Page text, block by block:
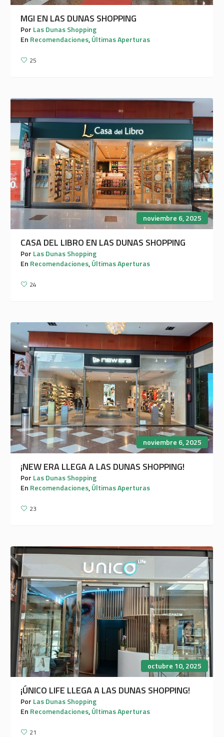
MGI EN LAS DUNAS SHOPPING
Por Las Dunas Shopping
En Recomendaciones,Últimas Aperturas
25
noviembre 6, 2025
CASA DEL LIBRO EN LAS DUNAS SHOPPING
Por Las Dunas Shopping
En Recomendaciones,Últimas Aperturas
24
noviembre 6, 2025
¡NEW ERA LLEGA A LAS DUNAS SHOPPING!
Por Las Dunas Shopping
En Recomendaciones,Últimas Aperturas
23
octubre 10, 2025
¡ÚNICO LIFE LLEGA A LAS DUNAS SHOPPING!
Por Las Dunas Shopping
En Recomendaciones,Últimas Aperturas
21